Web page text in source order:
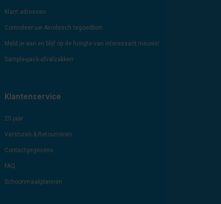
Klant adressen
Controleer uw Avodesch tegoedbon
Meld je aan en blijf op de hoogte van interessant nieuws!
Sample-pack-afvalzakken
Klantenservice
25 jaar
Versturen & Retourneren
Contactgegevens
FAQ
Schoonmaakplannen